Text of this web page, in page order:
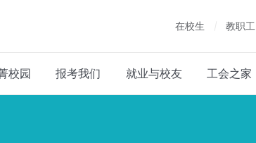
在校生 教职工
校园 报考我们 就业与校友 工会之家